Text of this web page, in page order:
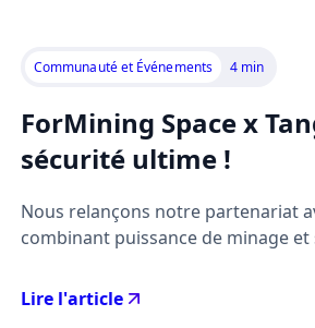
Communauté et Événements 4 min
ForMining Space x
sécurité ultime !
Nous relançons notre partenariat
combinant puissance de minage
Lire l'article